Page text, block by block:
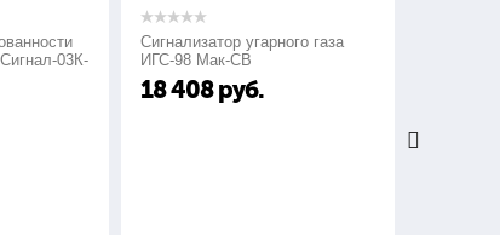
Сигнализатор угарного газа
ИГС-98 Мак-СВ
руб.
Сигнализаторы газа